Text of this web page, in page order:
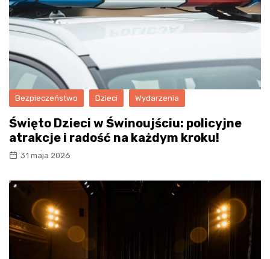
Bezpieczeństwo Dzieci Wydarzenia
Święto Dzieci w Świnoujściu: policyjne
atrakcje i radość na każdym kroku!
31 maja 2026